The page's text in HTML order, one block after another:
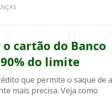
cartão do Banco
do limite
que permite o saque de
mais precisa. Veja como